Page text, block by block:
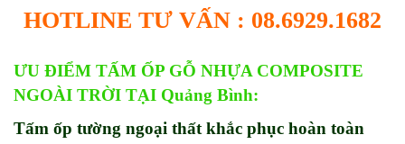
HOTLINE TƯ VẤN : 08.6929.1682
ƯU ĐIỂM TẤM ỐP GỖ NHỰA COMPOSITE
NGOÀI TRỜI TẠI Quảng Bình:
Tấm ốp tường ngoại thất khắc phục hoàn toàn